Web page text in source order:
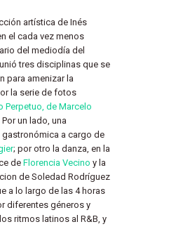
artística de Inés
el cada vez menos
del mediodía del
tres disciplinas que se
para amenizar la
la serie de fotos
Perpetuo, de Marcelo
Por un lado, una
a cargo de
; por otro la danza, en la
deFlorencia Vecino y la
de Soledad Rodríguez
a lo largo de las 4 horas
diferentes géneros y
ritmos latinos al R&B, y